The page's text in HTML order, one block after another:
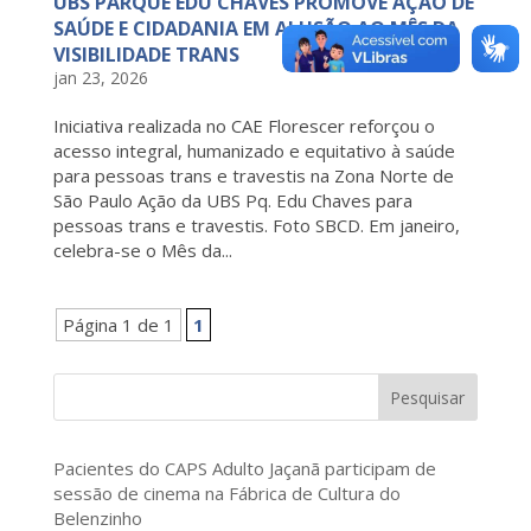
SAÚDE E CIDADANIA EM ALUSÃO AO MÊS DA
VISIBILIDADE TRANS
jan 23, 2026
Iniciativa realizada no CAE Florescer reforçou o
acesso integral, humanizado e equitativo à saúde
para pessoas trans e travestis na Zona Norte de
São Paulo Ação da UBS Pq. Edu Chaves para
pessoas trans e travestis. Foto SBCD. Em janeiro,
celebra-se o Mês da...
Página 1 de 1 1
Pesquisar
Pacientes do CAPS Adulto Jaçanã participam de
sessão de cinema na Fábrica de Cultura do
Belenzinho